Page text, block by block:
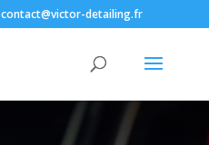
contact@victor-detailing.fr